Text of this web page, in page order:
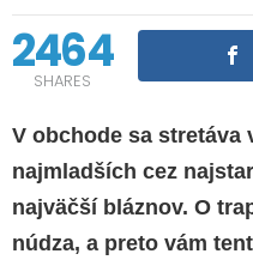
2464
SHARES
V obchode sa stretáva
najmladších cez
najväčší bláznov. O
núdza, a preto vám